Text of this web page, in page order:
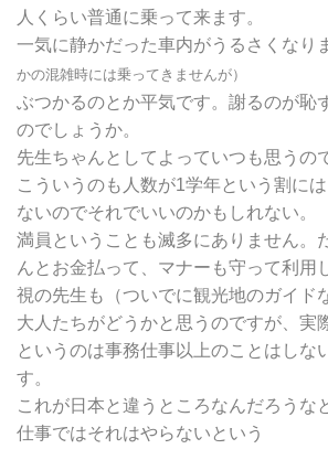
人くらい普通に乗って来ます。
一気に静かだった車内がうるさくなり
かの混雑時には乗ってきませんが）
ぶつかるのとか平気です。謝るのが恥
のでしょうか。
先生ちゃんとしてよっていつも思うの
こういうのも人数が1学年という割に
ないのでそれでいいのかもしれない。
満員ということも滅多にありません。
んとお金払って、マナーも守って利用
視の先生も（ついでに観光地のガイド
大人たちがどうかと思うのですが、実
というのは事務仕事以上のことはしな
す。
これが日本と違うところなんだろうな
仕事ではそれはやらないという